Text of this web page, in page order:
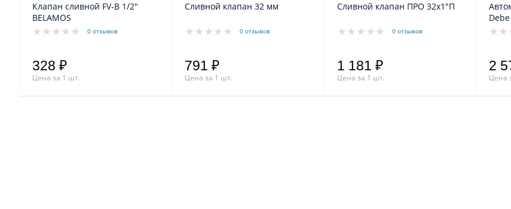
Клапан сливной FV-B 1/2"
BELAMOS
0 отзывов
328 ₽
Цена за 1 шт.
Сливной клапан 32 мм
0 отзывов
791 ₽
Цена за 1 шт.
Сливной клапан ПРО 32х1"П
0 отзывов
1 181 ₽
Цена за 1 шт.
Debe
2
Цена